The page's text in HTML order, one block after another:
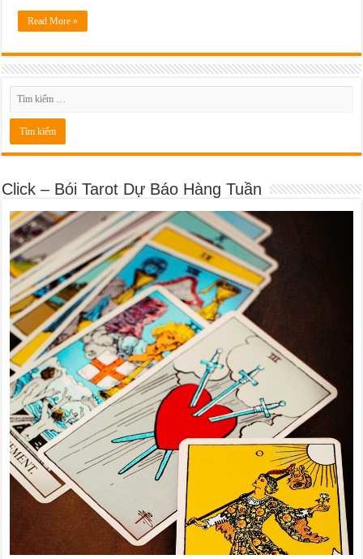
Read More »
Click – Bói Tarot Dự Báo Hàng Tuần